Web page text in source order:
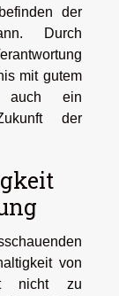
der
Durch
mit gutem
auch ein
der
von
nicht zu